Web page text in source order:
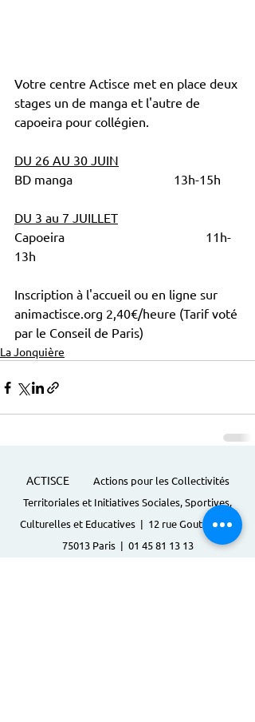
Votre centre Actisce met en place deux
stages un de manga et l'autre de
capoeira pour collégien.
DU 26 AU 30 JUIN
BD manga 				13h-15h
DU 3 au 7 JUILLET
Capoeira					11h-
13h
Inscription à l'accueil ou en ligne sur
animactisce.org 2,40€/heure (Tarif voté
par le Conseil de Paris)
La Jonquière
ACTISCE
Actions pour les Collectivités
Territoriales et Initiatives Sociales, Sportives,
Culturelles et Educatives | 12 rue Gouthière |
75013 Paris | 01 45 81 13 13